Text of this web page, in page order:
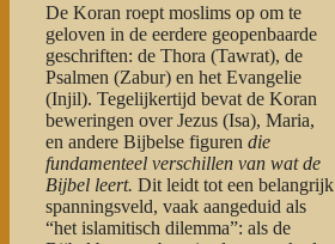
De Koran roept moslims op om te
geloven in de eerdere geopenbaarde
geschriften: de Thora (Tawrat), de
Psalmen (Zabur) en het Evangelie
(Injil). Tegelijkertijd bevat de Koran
beweringen over Jezus (Isa), Maria,
en andere Bijbelse figuren die
fundamenteel verschillen van wat de
Bijbel leert. Dit leidt tot een belangrijk
spanningsveld, vaak aangeduid als
“het islamitisch dilemma”: als de